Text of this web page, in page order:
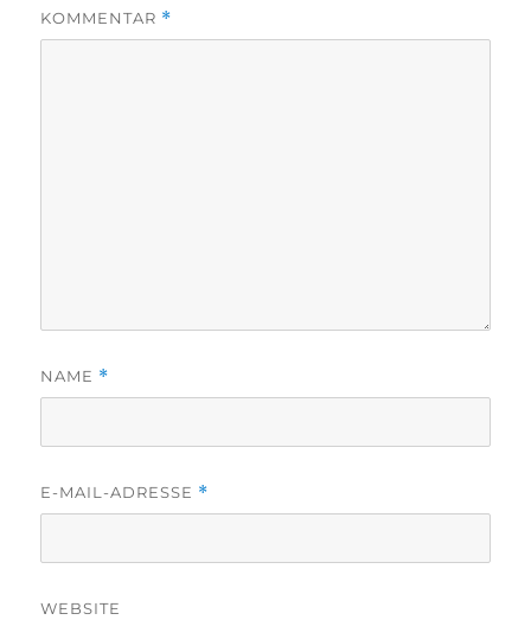
KOMMENTAR *
NAME *
E-MAIL-ADRESSE *
WEBSITE